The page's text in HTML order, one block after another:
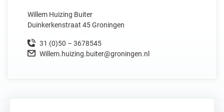
Willem Huizing Buiter
Duinkerkenstraat 45 Groningen
31 (0)50 – 3678545
Willem.huizing.buiter@groningen.nl